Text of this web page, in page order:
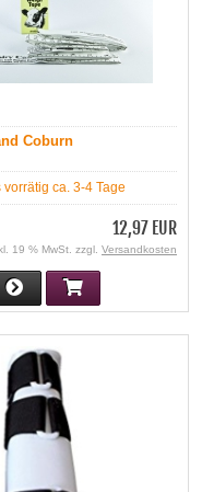
Coburn
vorrätig ca. 3-4 Tage
12,97 EUR
19 % MwSt. zzgl. Versandkosten